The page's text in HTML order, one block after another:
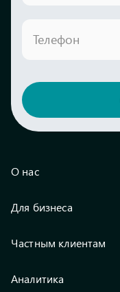
Телефон
О нас
Для бизнеса
Частным клиентам
Аналитика